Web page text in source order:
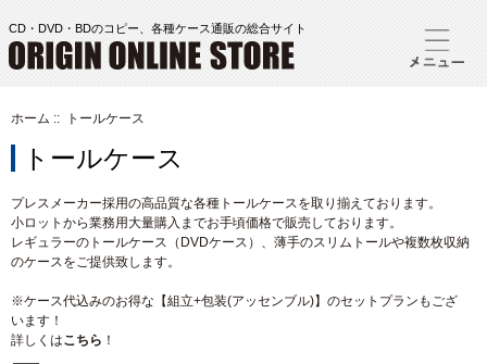
CD・DVD・BDのコピー、各種ケース通販の総合サイト
ホーム :: トールケース
トールケース
プレスメーカー採用の高品質な各種トールケースを取り揃えております。
小ロットから業務用大量購入までお手頃価格で販売しております。
レギュラーのトールケース（DVDケース）、薄手のスリムトールや複数枚収納
のケースをご提供致します。
※ケース代込みのお得な【組立+包装(アッセンブル)】のセットプランもござ
います！
詳しくはこちら ！